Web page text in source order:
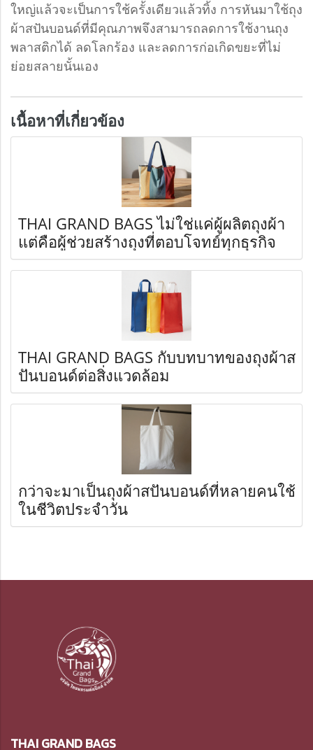
ใหญ่แล้วจะเป็นการใช้ครั้งเดียวแล้วทิ้ง การหันมาใช้ถุง
ผ้าสปันบอนด์ที่มีคุณภาพจึงสามารถลดการใช้งานถุง
พลาสติกได้ ลดโลกร้อง และลดการก่อเกิดขยะที่ไม่
ย่อยสลายนั้นเอง
เนื้อหาที่เกี่ยวข้อง
THAI GRAND BAGS ไม่ใช่แค่ผู้ผลิตถุงผ้า
แต่คือผู้ช่วยสร้างถุงที่ตอบโจทย์ทุกธุรกิจ
THAI GRAND BAGS กับบทบาทของถุงผ้าส
ปันบอนด์ต่อสิ่งแวดล้อม
กว่าจะมาเป็นถุงผ้าสปันบอนด์ที่หลายคนใช้
ในชีวิตประจำวัน
THAI GRAND BAGS